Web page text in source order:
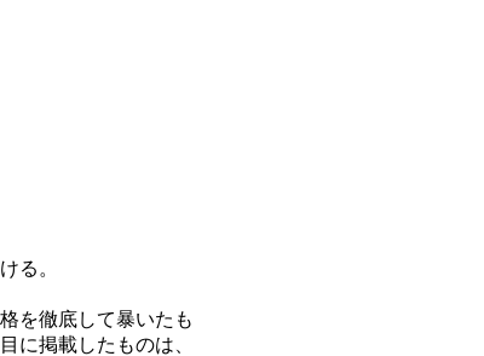
る。
を徹底して暴いたも
に掲載したものは、